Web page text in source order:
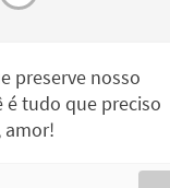
preserve nosso
é tudo que preciso
amor!